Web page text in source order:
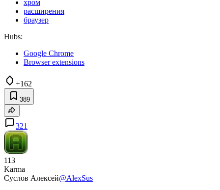
хром
расширения
браузер
Hubs:
Google Chrome
Browser extensions
+162
389
321
113
Karma
Суслов Алексей@AlexSus